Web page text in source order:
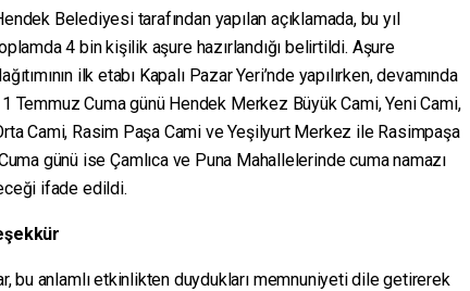
Belediyesi tarafından yapılan açıklamada, bu yıl
4 bin kişilik aşure hazırlandığı belirtildi. Aşure
ilk etabı Kapalı Pazar Yeri’nde yapılırken, devamında
Temmuz Cuma günü Hendek Merkez Büyük Cami, Yeni Cami,
Cami, Rasim Paşa Cami ve Yeşilyurt Merkez ile Rasimpaşa
günü ise Çamlıca ve Puna Mahallelerinde cuma namazı
ifade edildi.
bu anlamlı etkinlikten duydukları memnuniyeti dile getirerek